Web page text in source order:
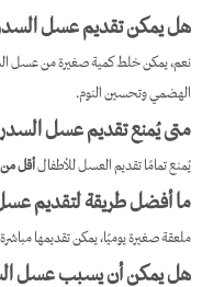
هل يمكن تقديم عسل
نعم، يمكن خلط كمية صغيرة من عسل
الهضمي وتحسين النوم.
متى يُمنع تقديم عسل
يُمنع تمامًا تقديم العسل للأطفالأقل
ما أفضل طريقة لتقديم
ملعقة صغيرة يوميًا، يمكن تقديمها
هل يمكن أن يسبب عسل